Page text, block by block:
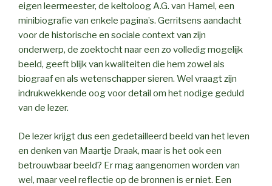
eigen leermeester, de keltoloog A.G. van Hamel, een
minibiografie van enkele pagina’s. Gerritsens aandacht
voor de historische en sociale context van zijn
onderwerp, de zoektocht naar een zo volledig mogelijk
beeld, geeft blijk van kwaliteiten die hem zowel als
biograaf en als wetenschapper sieren. Wel vraagt zijn
indrukwekkende oog voor detail om het nodige geduld
van de lezer.
De lezer krijgt dus een gedetailleerd beeld van het leven
en denken van Maartje Draak, maar is het ook een
betrouwbaar beeld? Er mag aangenomen worden van
wel, maar veel reflectie op de bronnen is er niet. Een